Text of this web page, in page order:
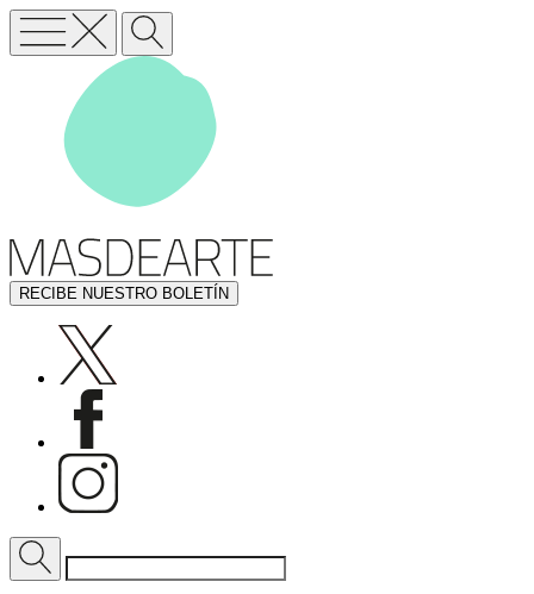
RECIBE NUESTRO BOLETÍN